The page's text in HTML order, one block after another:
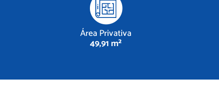
Área Privativa
49,91 m²